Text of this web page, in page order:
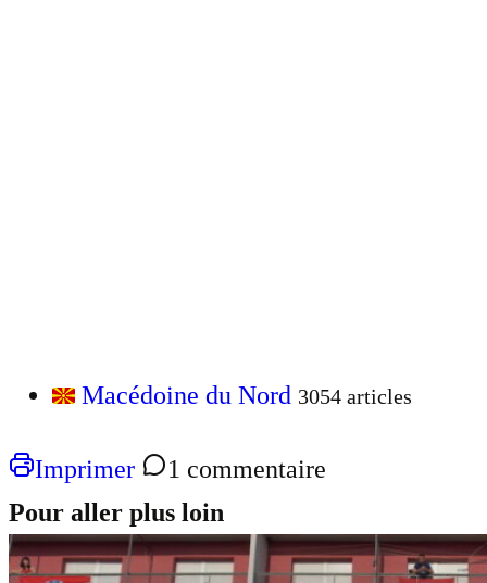
Macédoine du Nord 3054 articles
Imprimer
1 commentaire
Pour aller plus loin